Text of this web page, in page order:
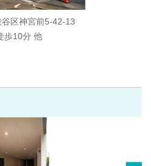
区神宮前5-42-13
歩10分 他